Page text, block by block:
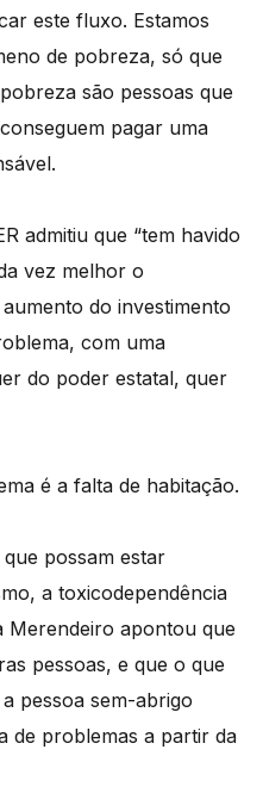
este fluxo. Estamos
de pobreza, só que
são pessoas que
pagar uma
admitiu que “tem havido
vez melhor o
do investimento
com uma
do poder estatal, quer
é a falta de habitação.
possam estar
a toxicodependência
Merendeiro apontou que
pessoas, e que o que
pessoa sem-abrigo
de problemas a partir da